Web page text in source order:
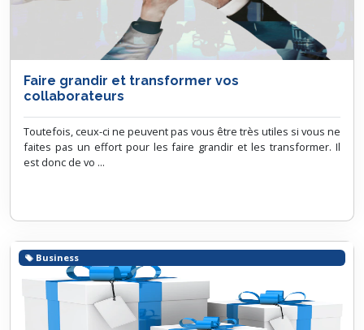
Faire grandir et transformer vos
collaborateurs
Toutefois, ceux-ci ne peuvent pas vous être très utiles si vous ne
faites pas un effort pour les faire grandir et les transformer. Il
est donc de vo ...
Business